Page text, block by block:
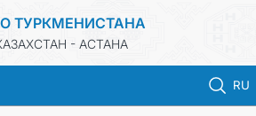
ТУРКМЕНИСТАНА
- АСТАНА
RU